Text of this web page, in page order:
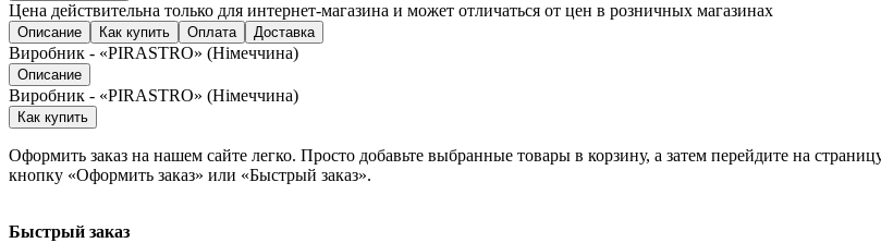
Цена действительна только для интернет-магазина и может отличаться от цен в розничных магазинах
Описание Как купить Оплата Доставка
Виробник - «PIRASTRO» (Німеччина)
Описание
Виробник - «PIRASTRO» (Німеччина)
Как купить
Оформить заказ на нашем сайте легко. Просто добавьте выбранные товары в корзину, а затем перейдите на
кнопку «Оформить заказ» или «Быстрый заказ».
Быстрый заказ